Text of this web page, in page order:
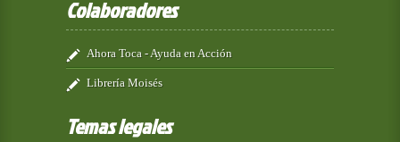
Colaboradores
Ahora Toca - Ayuda en Acción
Librería Moisés
Temas legales